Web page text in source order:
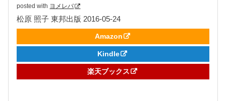
posted with ヨメレバ
松原 照子 東邦出版 2016-05-24
Amazon
Kindle
楽天ブックス